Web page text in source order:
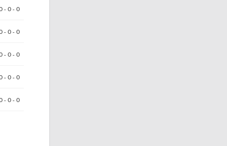
- 0 - 0
- 0 - 0
- 0 - 0
- 0 - 0
- 0 - 0